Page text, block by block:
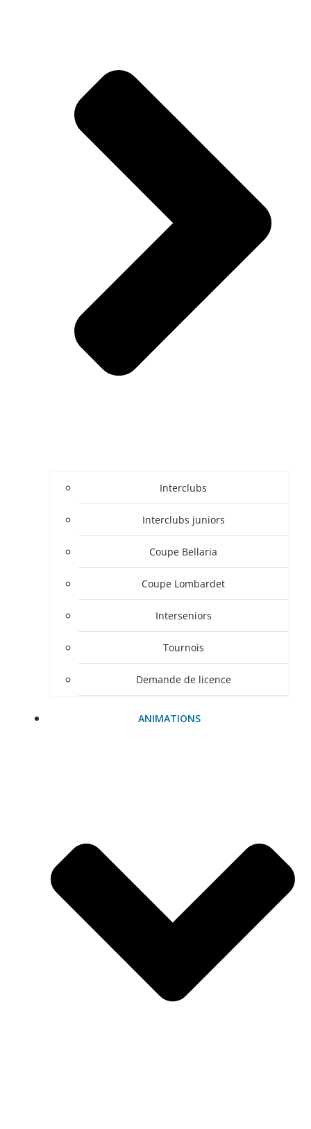
Interclubs
Interclubs juniors
Coupe Bellaria
Coupe Lombardet
Interseniors
Tournois
Demande de licence
ANIMATIONS